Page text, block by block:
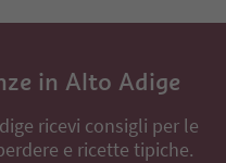
in Alto Adige
ricevi consigli per le
e ricette tipiche.